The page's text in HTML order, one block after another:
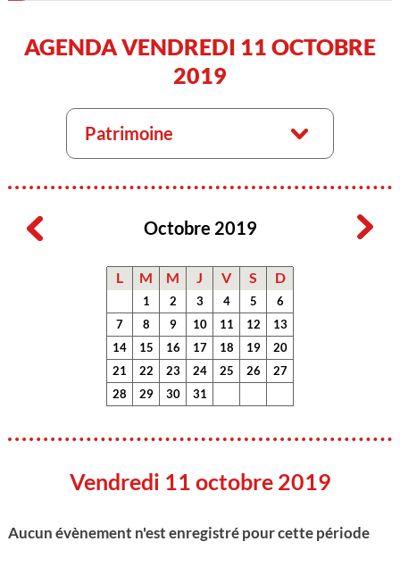
AGENDA VENDREDI 11 OCTOBRE
2019
Patrimoine
Octobre 2019
L M M J V S D
1 2 3 4 5
6
7
8 9 10 11 12
13
14
15 16 17 18 19
20
21
22 23 24 25 26
27
28
29 30 31
Vendredi 11 octobre 2019
Aucun évènement n'est enregistré pour cette période